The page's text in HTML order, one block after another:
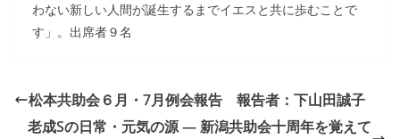
わない新しい人間が誕生するまでイエスと共に歩むことで
す」。出席者９名
松本共助会６月・7月例会報告 報告者：下山田誠子
老成Sの日常・元気の源 — 新潟共助会十周年を覚えて